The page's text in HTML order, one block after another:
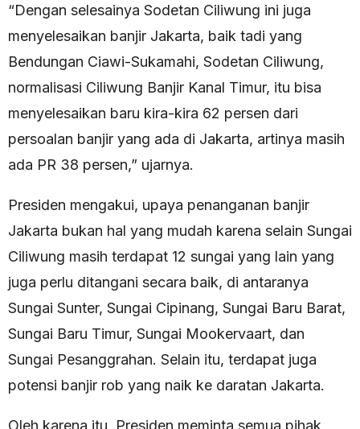
“Dengan selesainya Sodetan Ciliwung ini juga
menyelesaikan banjir Jakarta, baik tadi yang
Bendungan Ciawi-Sukamahi, Sodetan Ciliwung,
normalisasi Ciliwung Banjir Kanal Timur, itu bisa
menyelesaikan baru kira-kira 62 persen dari
persoalan banjir yang ada di Jakarta, artinya masih
ada PR 38 persen,” ujarnya.
Presiden mengakui, upaya penanganan banjir
Jakarta bukan hal yang mudah karena selain Sungai
Ciliwung masih terdapat 12 sungai yang lain yang
juga perlu ditangani secara baik, di antaranya
Sungai Sunter, Sungai Cipinang, Sungai Baru Barat,
Sungai Baru Timur, Sungai Mookervaart, dan
Sungai Pesanggrahan. Selain itu, terdapat juga
potensi banjir rob yang naik ke daratan Jakarta.
Oleh karena itu, Presiden meminta semua pihak